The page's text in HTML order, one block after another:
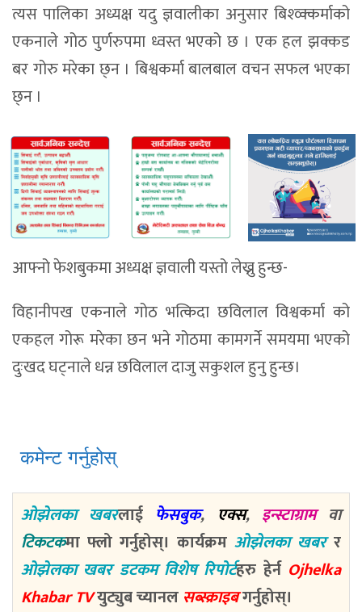
त्यस पालिका अध्यक्ष यदु ज्ञवालीका अनुसार बिश्व्क्कर्माको
एकनाले गोठ पुर्णरुपमा ध्वस्त भएको छ । एक हल झक्कड
बर गोरु मरेका छ्न । बिश्वकर्मा बालबाल वचन सफल भएका
छ्न ।
आफ्नो फेशबुकमा अध्यक्ष ज्ञवाली यस्तो लेख्नु हुन्छ-
विहानीपख एकनाले गोठ भत्किदा छविलाल विश्वकर्मा को
एकहल गोरू मरेका छन भने गोठमा कामगर्ने समयमा भएको
दुःखद घट्नाले धन्न छविलाल दाजु सकुशल हुनु हुन्छ।
कमेन्ट गर्नुहोस्
ओझेलका खबरलाई फेसबुक, एक्स, इन्स्टाग्रामवा
टिकटकमा फ्लो गर्नुहोस्। कार्यक्रम ओझेलका खबरर
ओझेलका खबर डटकम विशेष रिपोर्टहरु हेर्न Ojhelka
Khabar TVयुट्युब च्यानल सब्स्क्राइबगर्नुहोस्।